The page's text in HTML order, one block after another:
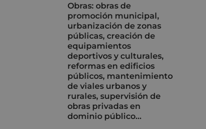
Obras: obras de
promoción municipal,
urbanización de zonas
públicas, creación de
equipamientos
deportivos y culturales,
reformas en edificios
públicos, mantenimiento
de viales urbanos y
rurales, supervisión de
obras privadas en
dominio público...